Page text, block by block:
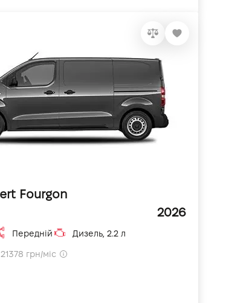
Fourgon
2026
Передній Дизель, 2.2 л
грн/міс